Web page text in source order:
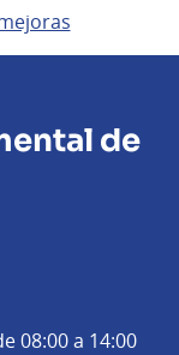
de
08:00 a 14:00